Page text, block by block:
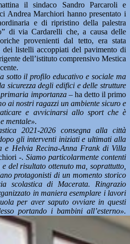
il sindaco Sandro Parcaroli e
Andrea Marchiori hanno presentato i
e di ripristino della palestra
di via Cardarelli che, a causa delle
provenienti dal tetto, era stata
dei listelli accoppiati del pavimento di
dell’istituto comprensivo Mestica
sotto il profilo educativo e sociale ma
sicurezza degli edifici e delle strutture
importanza –ha detto il primo
ai nostri ragazzi un ambiente sicuro e
e avvicinarsi allo sport che è
mentale».
2021-2026 consegna alla città
gli interventi iniziati e ultimati alla
e Helvia Recina-Anna Frank di Villa
-. Siamo particolarmente contenti
del risultato ottenuto ma, soprattutto,
protagonisti di un momento storico
scolastica di Macerata. Ringrazio
in maniera esemplare i lavori
per aver saputo ovviare in questi
portando i bambini all’esterno».